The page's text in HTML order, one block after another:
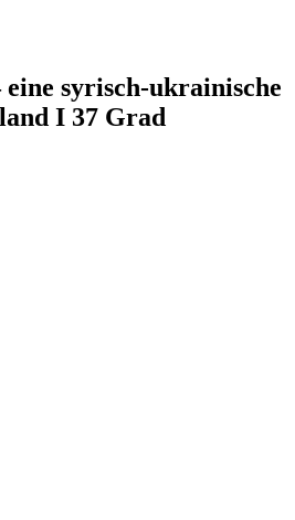
eine syrisch-ukrainische
I 37 Grad